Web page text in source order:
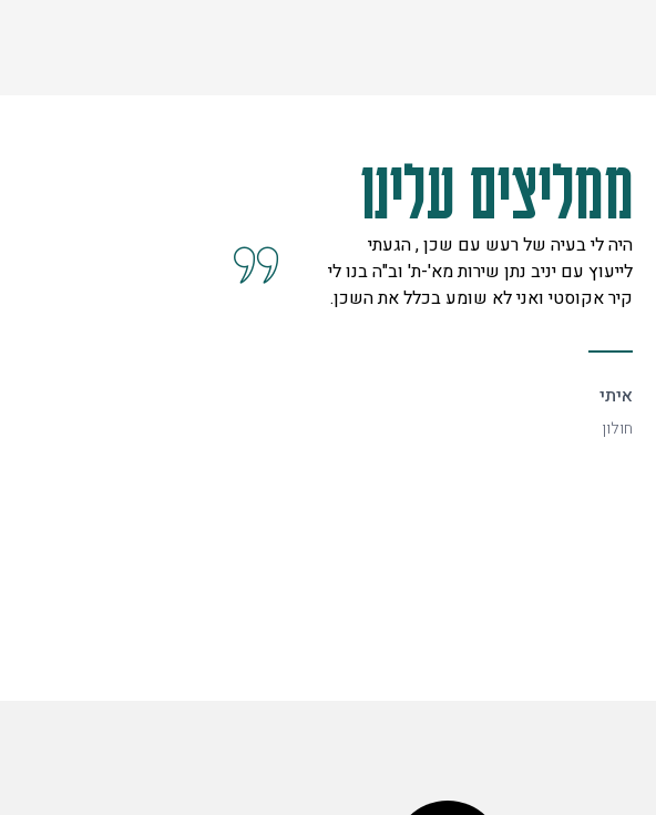
ממליצים עלינו
היה לי בעיה של רעש עם שכן , הגעתי
לייעוץ עם יניב נתן שירות מא'-ת' וב"ה בנו לי
קיר אקוסטי ואני לא שומע בכלל את השכן.
איתי
חולון